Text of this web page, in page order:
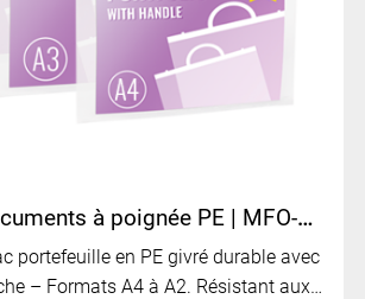
Sac porte-documents à poignée PE | MFO-1126
portefeuille en PE givré durable avec
– Formats A4 à A2. Résistant aux